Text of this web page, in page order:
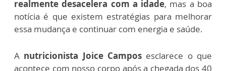
realmente desacelera com a idade, mas a boa
notícia é que existem estratégias para melhorar
essa mudança e continuar com energia e saúde.
A nutricionista Joice Campos esclarece o que
acontece com nosso corpo após a chegada dos 40